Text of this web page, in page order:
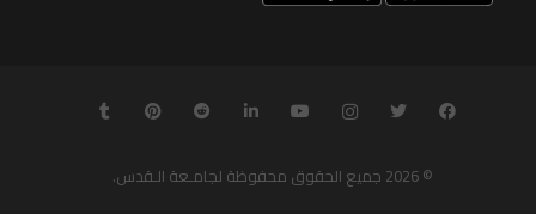
© 2026 جميع الحقوق محفوظة لجامـعة الـقدس.